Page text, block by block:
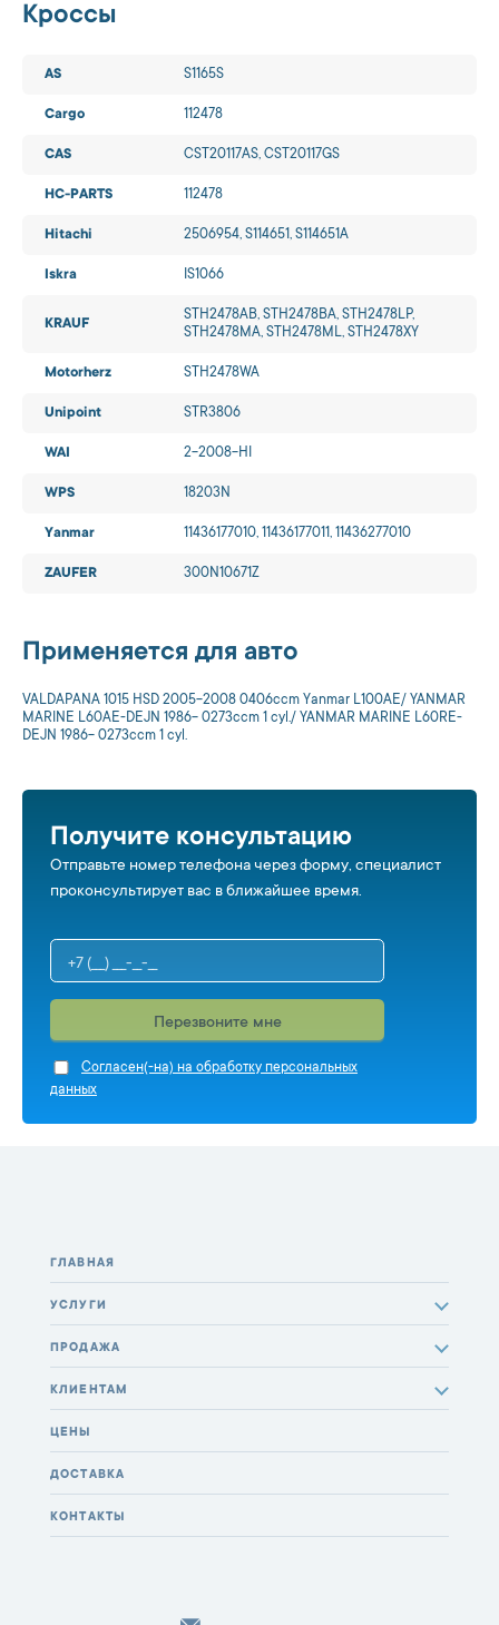
Кроссы
AS S1165S
Cargo 112478
CAS CST20117AS, CST20117GS
HC-PARTS 112478
Hitachi 2506954, S114651, S114651A
Iskra IS1066
KRAUF
STH2478AB, STH2478BA, STH2478LP,
STH2478MA, STH2478ML, STH2478XY
Motorherz STH2478WA
Unipoint STR3806
WAI 2-2008-HI
WPS 18203N
Yanmar 11436177010, 11436177011, 11436277010
ZAUFER 300N10671Z
Применяется для авто
VALDAPANA 1015 HSD 2005-2008 0406ccm Yanmar L100AE/ YANMAR
MARINE L60AE-DEJN 1986- 0273ccm 1 cyl./ YANMAR MARINE L60RE-
DEJN 1986- 0273ccm 1 cyl.
Получите консультацию
Отправьте номер телефона через форму, специалист
проконсультирует вас в ближайшее время.
Перезвоните мне
Cогласен(-на) на обработку персональных
данных
ГЛАВНАЯ
УСЛУГИ
ПРОДАЖА
КЛИЕНТАМ
ЦЕНЫ
ДОСТАВКА
КОНТАКТЫ